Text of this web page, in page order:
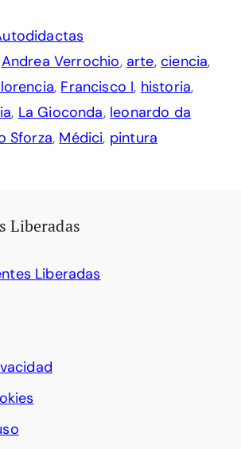
Andrea Verrochio, arte, ciencia,
, Francisco I, historia,
, La Gioconda, leonardo da
Sforza, Médici, pintura
Liberadas
Liberadas